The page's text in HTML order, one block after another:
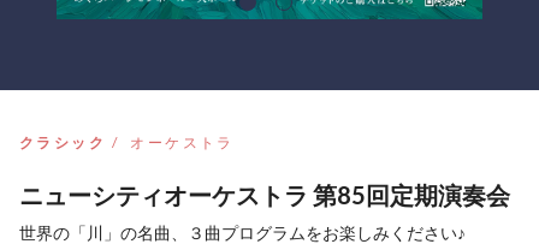
クラシック オーケストラ
ニューシティオーケストラ 第85回定期演奏会
世界の「川」の名曲、３曲プログラムをお楽しみください♪